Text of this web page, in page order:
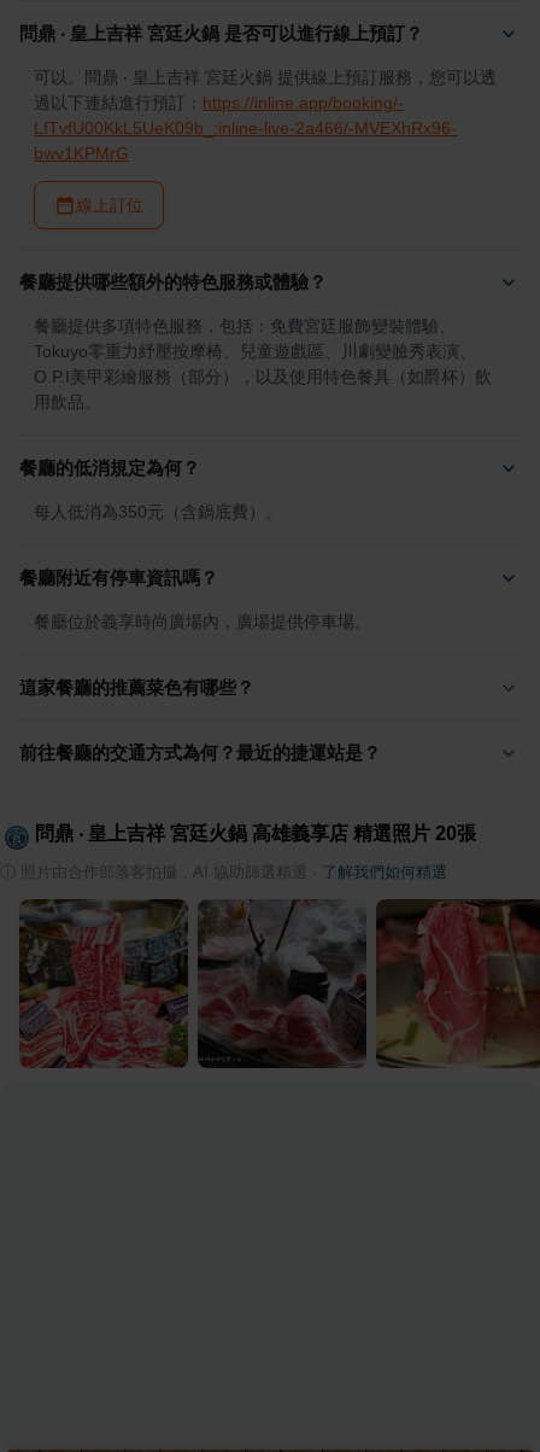
問鼎 ‧ 皇上吉祥 宮廷火鍋 是否可以進行線上預訂？
可以。問鼎 ‧ 皇上吉祥 宮廷火鍋 提供線上預訂服務，您可以透
過以下連結進行預訂： https://inline.app/booking/-
LfTvfU00KkL5UeK09b_:inline-live-2a466/-MVEXhRx96-
bwv1KPMrG
線上訂位
餐廳提供哪些額外的特色服務或體驗？
餐廳提供多項特色服務，包括：免費宮廷服飾變裝體驗、
Tokuyo零重力紓壓按摩椅、兒童遊戲區、川劇變臉秀表演、
O.P.I美甲彩繪服務（部分），以及使用特色餐具（如爵杯）飲
用飲品。
餐廳的低消規定為何？
每人低消為350元（含鍋底費）。
餐廳附近有停車資訊嗎？
餐廳位於義享時尚廣場內，廣場提供停車場。
這家餐廳的推薦菜色有哪些？
前往餐廳的交通方式為何？最近的捷運站是？
問鼎 ‧ 皇上吉祥 宮廷火鍋 高雄義享店 精選照片 20張
照片由合作部落客拍攝，AI 協助篩選精選 了解我們如何精選